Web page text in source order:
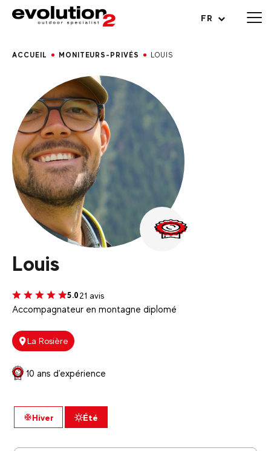
FR
Ouvrir le menu
ACCUEIL MONITEURS-PRIVÉS LOUIS
Louis
5.021 avis
Accompagnateur en montagne diplomé
La Rosière
10 ans d'expérience
Hiver Été